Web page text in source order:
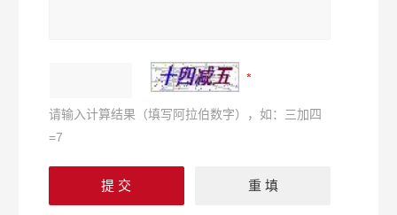
请输入计算结果（填写阿拉伯数字），如：三加四
=7